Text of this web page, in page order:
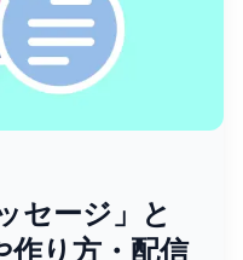
セージ」と
作り方・配信